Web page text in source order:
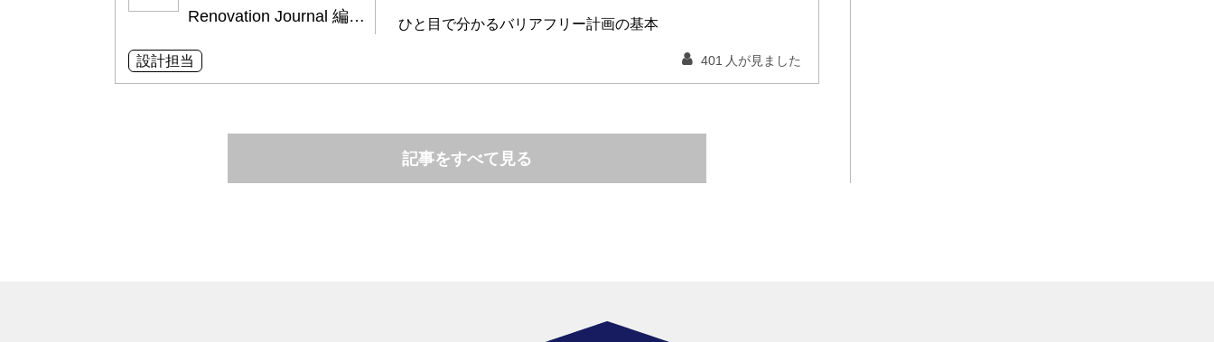
Renovation Journal 編集部 ひと目で分かるバリアフリー計画の基本
設計担当 401 人が見ました
記事をすべて見る